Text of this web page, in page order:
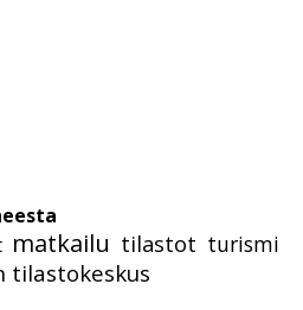
matkailu tilastot turismi
tilastokeskus